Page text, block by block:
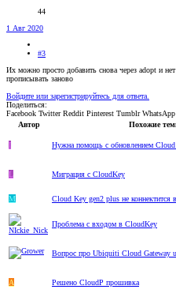
44
1 Авг 2020
#3
Их можно просто добавить снова через adopt и
прописывать заново
Войдите или зарегистрируйтесь для ответа.
Поделиться:
Facebook Twitter Reddit Pinterest Tumblr WhatsApp
Автор
Похожие
I Нужна помощь с обновлением
L Миграция с CloudKey
M
Cloud Key gen2 plus не коннектится
Проблема с входом в CloudKey
Вопрос про Ubiquiti Cloud Gateway
A Решено CloudP прошивка